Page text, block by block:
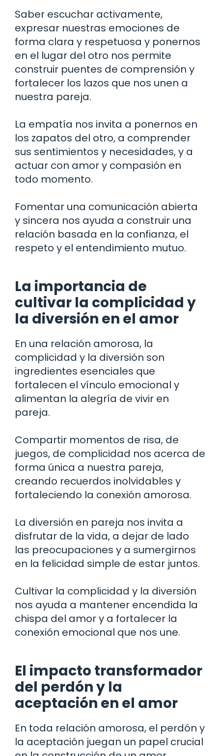
Saber escuchar activamente,
expresar nuestras emociones de
forma clara y respetuosa y ponernos
en el lugar del otro nos permite
construir puentes de comprensión y
fortalecer los lazos que nos unen a
nuestra pareja.
La empatía nos invita a ponernos en
los zapatos del otro, a comprender
sus sentimientos y necesidades, y a
actuar con amor y compasión en
todo momento.
Fomentar una comunicación abierta
y sincera nos ayuda a construir una
relación basada en la confianza, el
respeto y el entendimiento mutuo.
La importancia de
cultivar la complicidad y
la diversión en el amor
En una relación amorosa, la
complicidad y la diversión son
ingredientes esenciales que
fortalecen el vínculo emocional y
alimentan la alegría de vivir en
pareja.
Compartir momentos de risa, de
juegos, de complicidad nos acerca de
forma única a nuestra pareja,
creando recuerdos inolvidables y
fortaleciendo la conexión amorosa.
La diversión en pareja nos invita a
disfrutar de la vida, a dejar de lado
las preocupaciones y a sumergirnos
en la felicidad simple de estar juntos.
Cultivar la complicidad y la diversión
nos ayuda a mantener encendida la
chispa del amor y a fortalecer la
conexión emocional que nos une.
El impacto transformador
del perdón y la
aceptación en el amor
En toda relación amorosa, el perdón y
la aceptación juegan un papel crucial